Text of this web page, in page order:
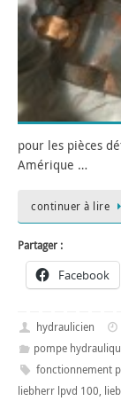
pour les pièces
Amérique …
continuer à lire
Partager :
Facebook
hydraulicien
pompe
fonctionnement
liebherr lpvd 100,